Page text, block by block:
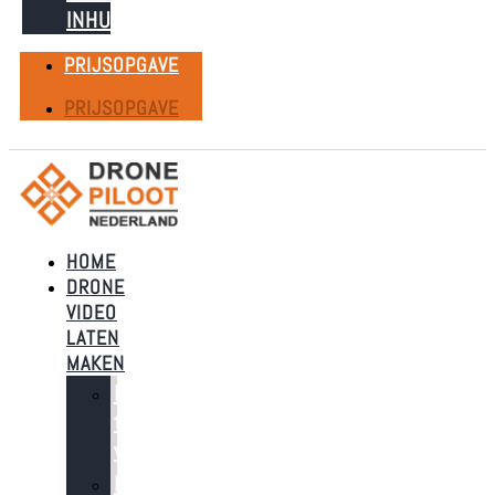
INHUREN
PRIJSOPGAVE
PRIJSOPGAVE
HOME
DRONE
VIDEO
LATEN
MAKEN
Dronebeelden
t.b.v.
verkoop
Dronebeelden